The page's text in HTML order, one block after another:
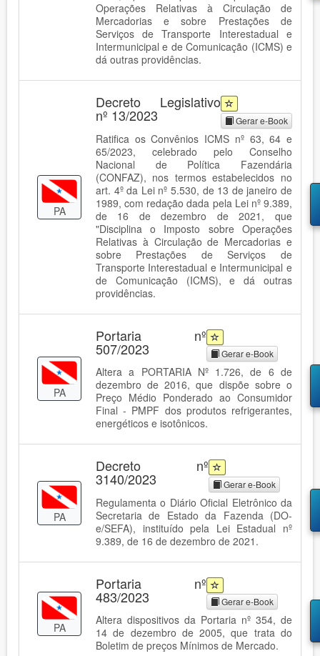
Operações Relativas à Circulação de
Mercadorias e sobre Prestações de
Serviços de Transporte Interestadual e
Intermunicipal e de Comunicação (ICMS) e
dá outras providências.
PA
Decreto Legislativo
nº 13/2023 Gerar e-Book
Ratifica os Convênios ICMS nº 63, 64 e
65/2023, celebrado pelo Conselho
Nacional de Política Fazendária
(CONFAZ), nos termos estabelecidos no
art. 4º da Lei nº 5.530, de 13 de janeiro de
1989, com redação dada pela Lei nº 9.389,
de 16 de dezembro de 2021, que
"Disciplina o Imposto sobre Operações
Relativas à Circulação de Mercadorias e
sobre Prestações de Serviços de
Transporte Interestadual e Intermunicipal e
de Comunicação (ICMS), e dá outras
providências.
PA
Portaria nº
507/2023 Gerar e-Book
Altera a PORTARIA Nº 1.726, de 6 de
dezembro de 2016, que dispõe sobre o
Preço Médio Ponderado ao Consumidor
Final - PMPF dos produtos refrigerantes,
energéticos e isotônicos.
PA
Decreto nº
3140/2023 Gerar e-Book
Regulamenta o Diário Oficial Eletrônico da
Secretaria de Estado da Fazenda (DO-
e/SEFA), instituído pela Lei Estadual nº
9.389, de 16 de dezembro de 2021.
PA
Portaria nº
483/2023 Gerar e-Book
Altera dispositivos da Portaria nº 354, de
14 de dezembro de 2005, que trata do
Boletim de preços Mínimos de Mercado.